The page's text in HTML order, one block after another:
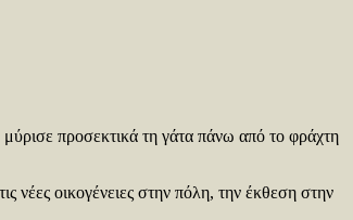
προσεκτικά τη γάτα πάνω από το φράχτη
νέες οικογένειες στην πόλη, την έκθεση στην